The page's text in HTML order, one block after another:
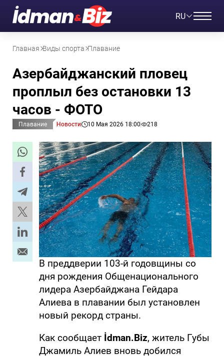
RU
Главная Виды спорта Плавание
Азербайджанский пловец
проплыл без остановки 13
часов - ФОТО
Плавание Новости 10 Мая 2026 18:00 218
В преддверии 103-й годовщины со
дня рождения Общенационального
лидера Азербайджана Гейдара
Алиева в плавании был установлен
новый рекорд страны.
Как сообщает İdman.Biz, житель Губы
Джамиль Алиев вновь добился